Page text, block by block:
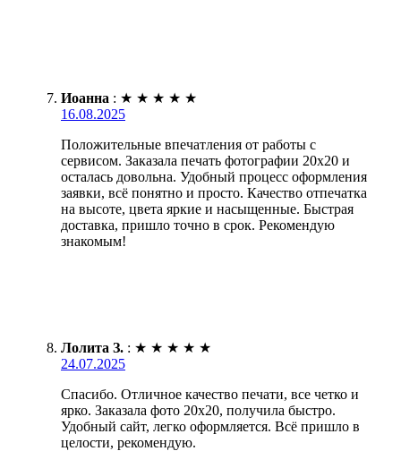
Иоанна : ★ ★ ★ ★ ★
16.08.2025
Положительные впечатления от работы с
сервисом. Заказала печать фотографии 20х20 и
осталась довольна. Удобный процесс оформления
заявки, всё понятно и просто. Качество отпечатка
на высоте, цвета яркие и насыщенные. Быстрая
доставка, пришло точно в срок. Рекомендую
знакомым!
Лолита З. : ★ ★ ★ ★ ★
24.07.2025
Спасибо. Отличное качество печати, все четко и
ярко. Заказала фото 20х20, получила быстро.
Удобный сайт, легко оформляется. Всё пришло в
целости, рекомендую.